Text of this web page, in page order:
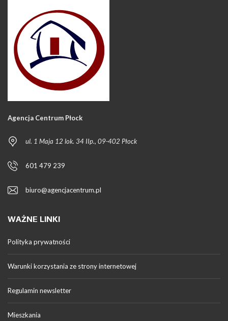
Agencja Centrum Płock
ul. 1 Maja 12 lok. 34 IIp., 09-402 Płock
601 479 239
biuro@agencjacentrum.pl
WAŻNE LINKI
Polityka prywatności
Warunki korzystania ze strony internetowej
Regulamin newsletter
Mieszkania